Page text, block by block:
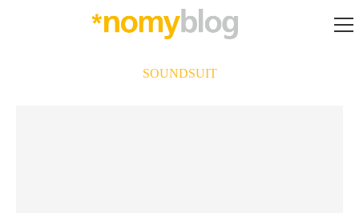
SOUNDSUIT